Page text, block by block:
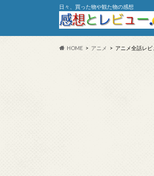
日々、買った物や観た物の感想
HOME アニメ アニメ全話レビ